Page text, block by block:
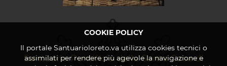
Santuario Pontificio della Santa Casa di
COOKIE POLICY
Il portale Santuarioloreto.va utilizza cookies tecnici o
assimilati per rendere più agevole la navigazione e